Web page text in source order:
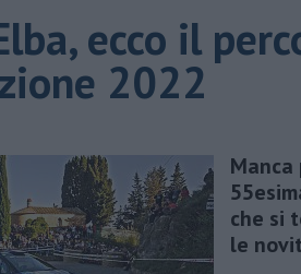
ecco il
2022
Manca
che si
le